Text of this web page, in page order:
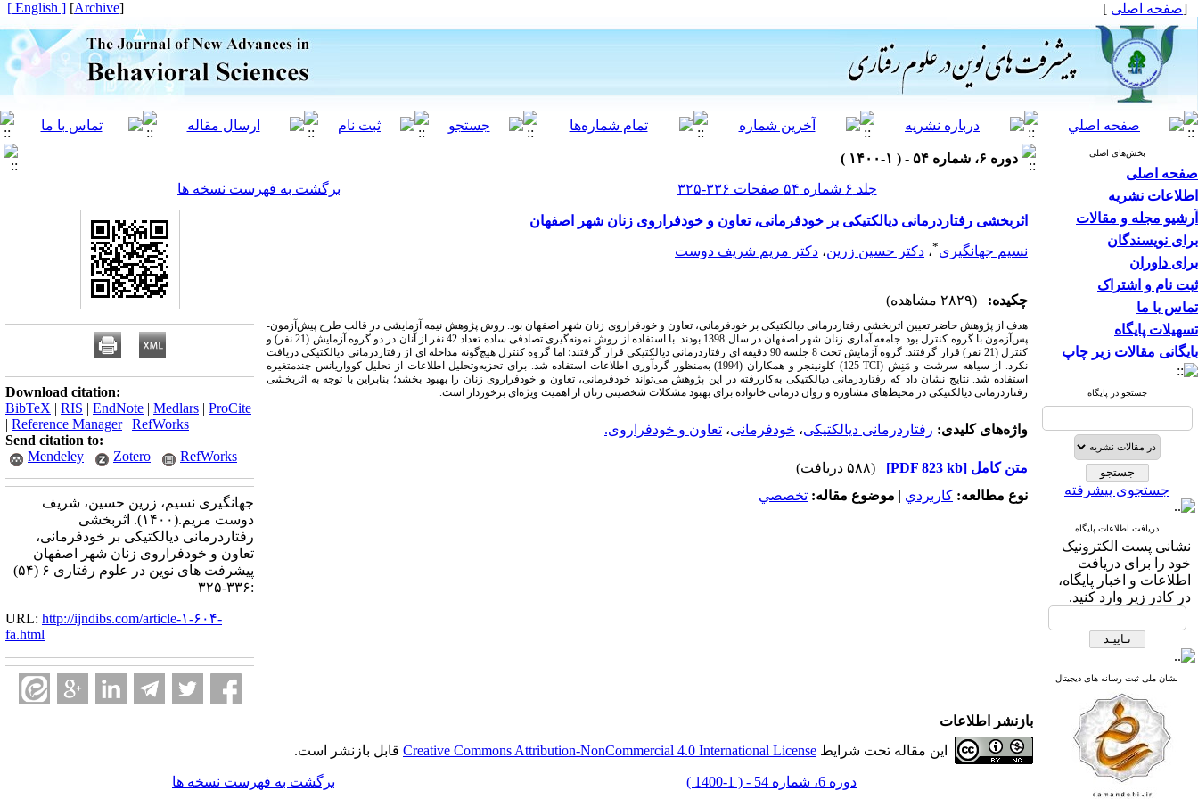
[صفحه اصلی ]
[
Archive
]
[ English ]
بخش‌های اصلی
صفحه اصلی
اطلاعات نشریه
آرشیو مجله و مقالات
برای نویسندگان
برای داوران
ثبت نام و اشتراک
تماس با ما
تسهیلات پایگاه
بایگانی مقالات زیر چاپ
جستجو در پایگاه
جستجوی پیشرفته
دریافت اطلاعات پایگاه
نشانی پست الکترونیک
خود را برای دریافت
اطلاعات و اخبار پایگاه،
در کادر زیر وارد کنید.
نشان ملی ثبت رسانه های دیجیتال
دوره ۶، شماره ۵۴ - ( ۱-۱۴۰۰ )
جلد ۶ شماره ۵۴ صفحات ۳۳۶-۳۲۵
برگشت به فهرست نسخه ها
اثربخشی رفتاردرمانی دیالکتیکی بر خودفرمانی، تعاون و خودفراروی زنان شهر اصفهان
نسیم جهانگیری*، دکتر حسین زرین، دکتر مریم شریف دوست
چکیده: (۲۸۲۹ مشاهده)
هدف از پژوهش حاضر تعیین اثربخشی رفتاردرمانی دیالکتیکی بر خودفرمانی، تعاون و خودفراروی زنان شهر اصفهان بود. روش پژوهش نیمه آزمایشی در قالب طرح پیش‌آزمون-
پس‌آزمون با گروه کنترل بود.جامعه آماری زنان شهر اصفهان در سال 1398 بودند. با استفاده از روش نمونه‌گیری تصادفی ساده تعداد 42 نفر از آنان در دو گروه آزمایش (21 نفر) و
کنترل (21 نفر) قرار گرفتند. گروه‌ آزمایش تحت8 جلسه90 دقیقه ­ای رفتاردرمانی دیالکتیکی قرار گرفتند؛ اما گروه کنترل هیچ‌گونه مداخله ­ای از رفتاردرمانی دیالکتیکی دریافت
نکرد. از سیاهه سرشت و مَنِش(
TCI
-
125
) کلونینجر و همکاران (1994
) به‌منظور گردآوری اطلاعات استفاده شد. برای تجزیه‌وتحلیل اطلاعات از تحلیل کوواریانس چندمتغیره
استفاده شد.نتایج نشان داد که رفتاردرمانی دیالکتیکی به‌کاررفته در این پژوهش می‌تواند خودفرمانی، تعاون و خودفراروی زنان را بهبود بخشد؛ بنابراین با توجه به اثربخشی
رفتاردرمانی دیالکتیکی در محیط‌های مشاوره و روان­ درمانی خانواده برای بهبود مشکلات شخصیتی زنان از اهمیت ویژه‌ای برخوردار است.
واژه‌های کلیدی: رفتاردرمانی دیالکتیکی، خودفرمانی، تعاون و خودفراروی.
متن کامل [PDF 823 kb]
(۵۸۸ دریافت)
نوع مطالعه: كاربردي | موضوع مقاله: تخصصي
Download citation:
BibTeX | RIS | EndNote | Medlars | ProCite
| Reference Manager| RefWorks
Send citation to:
Mendeley
Zotero RefWorks
جهانگیری نسیم، زرین حسین، شریف
دوست مریم.(۱۴۰۰).
اثربخشی
رفتاردرمانی دیالکتیکی بر خودفرمانی،
تعاون و خودفراروی زنان شهر اصفهان
پیشرفت های نوین در علوم رفتاری ۶ (۵۴)
:۳۳۶-۳۲۵
URL: http://ijndibs.com/article-۱-۶۰۴-
fa.html
بازنشر اطلاعات
این مقاله تحت شرایط Creative Commons Attribution-NonCommercial 4.0 International License قابل بازنشر است.
دوره 6، شماره 54 - ( 1-1400 ) برگشت به فهرست نسخه ها